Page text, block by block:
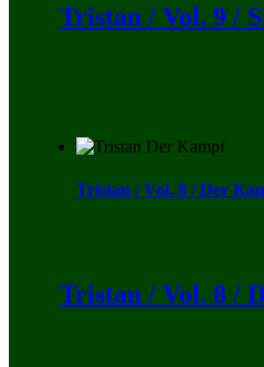
Tristan / Vol. 9 /
Tristan / Vol. 8 / Der
Tristan / Vol. 8 /